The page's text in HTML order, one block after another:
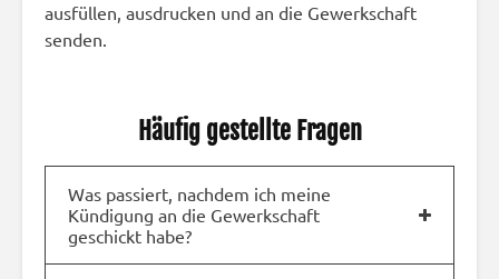
ausfüllen, ausdrucken und an die Gewerkschaft
senden.
Häufig gestellte Fragen
Was passiert, nachdem ich meine
Kündigung an die Gewerkschaft
geschickt habe?